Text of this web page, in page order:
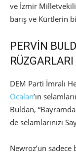
ve İzmir Milletvekili
barış ve Kürtlerin
PERVİN
DEM Parti İmralı
Öcalan’ın
Buldan,
de selamlarınızı
Newroz’un